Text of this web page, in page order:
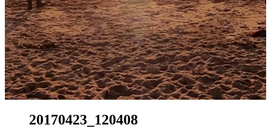
20170423_120408